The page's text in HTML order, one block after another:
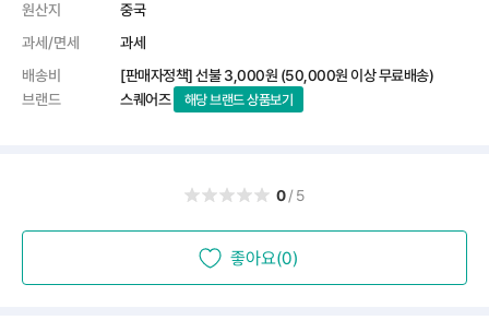
원산지
중국
과세/면세
과세
배송비
[판매자정책] 선불 3,000원 (50,000원 이상 무료배송)
브랜드
스퀘어즈 해당 브랜드 상품보기
0/5
좋아요(0)